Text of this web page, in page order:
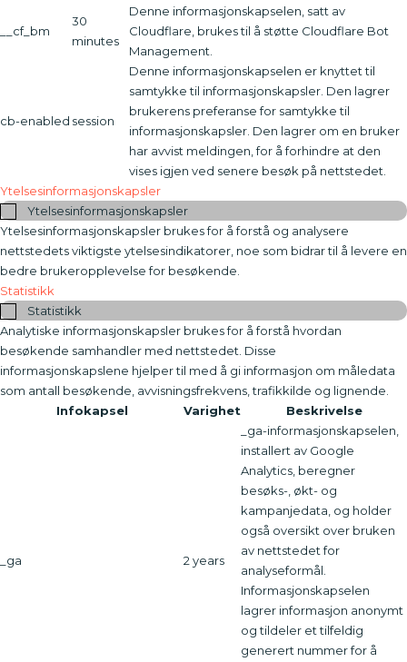
__cf_bm
30
minutes
Denne informasjonskapselen, satt av
Cloudflare, brukes til å støtte Cloudflare Bot
Management.
cb-enabled session
Denne informasjonskapselen er knyttet til
samtykke til informasjonskapsler. Den lagrer
brukerens preferanse for samtykke til
informasjonskapsler. Den lagrer om en bruker
har avvist meldingen, for å forhindre at den
vises igjen ved senere besøk på nettstedet.
Ytelsesinformasjonskapsler
Ytelsesinformasjonskapsler
Ytelsesinformasjonskapsler brukes for å forstå og analysere
nettstedets viktigste ytelsesindikatorer, noe som bidrar til å levere en
bedre brukeropplevelse for besøkende.
Statistikk
Statistikk
Analytiske informasjonskapsler brukes for å forstå hvordan
besøkende samhandler med nettstedet. Disse
informasjonskapslene hjelper til med å gi informasjon om måledata
som antall besøkende, avvisningsfrekvens, trafikkilde og lignende.
Infokapsel
Varighet Beskrivelse
_ga 2 years
_ga-informasjonskapselen,
installert av Google
Analytics, beregner
besøks-, økt- og
kampanjedata, og holder
også oversikt over bruken
av nettstedet for
analyseformål.
Informasjonskapselen
lagrer informasjon anonymt
og tildeler et tilfeldig
generert nummer for å